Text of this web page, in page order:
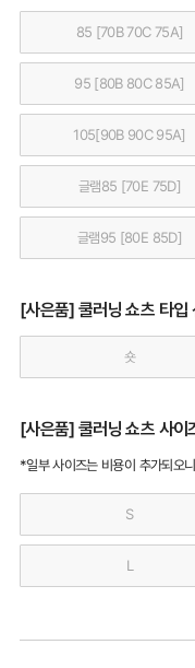
85 [70B 70C 75A]
95 [80B 80C 85A]
105[90B 90C 95A]
글램85 [70E 75D]
글램95 [80E 85D]
[사은품] 쿨러닝 쇼츠 타입
숏
[사은품] 쿨러닝 쇼츠 사이
*일부 사이즈는 비용이 추가되오
S
L